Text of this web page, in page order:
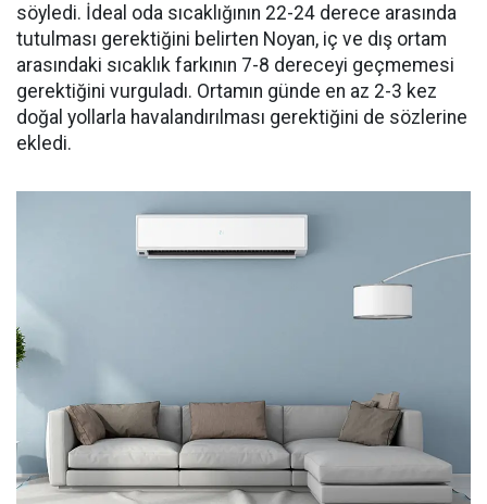
söyledi. İdeal oda sıcaklığının 22-24 derece arasında
tutulması gerektiğini belirten Noyan, iç ve dış ortam
arasındaki sıcaklık farkının 7-8 dereceyi geçmemesi
gerektiğini vurguladı. Ortamın günde en az 2-3 kez
doğal yollarla havalandırılması gerektiğini de sözlerine
ekledi.